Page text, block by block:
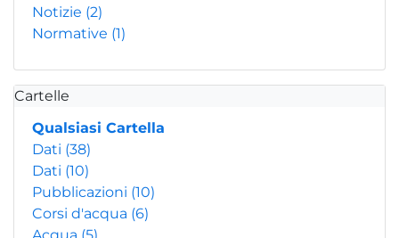
Notizie (2)
Normative (1)
Cartelle
Qualsiasi Cartella
Dati (38)
Dati (10)
Pubblicazioni (10)
Corsi d'acqua (6)